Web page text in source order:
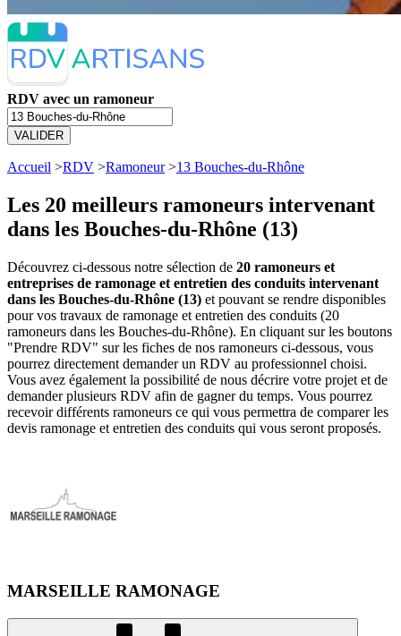
RDV avec un ramoneur
VALIDER
Accueil >RDV >Ramoneur>13 Bouches-du-Rhône
Les 20 meilleurs ramoneurs intervenant
dans les Bouches-du-Rhône (13)
Découvrez ci-dessous notre sélection de 20 ramoneurs et
entreprises de ramonage et entretien des conduits intervenant
dans les Bouches-du-Rhône (13) et pouvant se rendre disponibles
pour vos travaux de ramonage et entretien des conduits (20
ramoneurs dans les Bouches-du-Rhône). En cliquant sur les boutons
"Prendre RDV" sur les fiches de nos ramoneurs ci-dessous, vous
pourrez directement demander un RDV au professionnel choisi.
Vous avez également la possibilité de nous décrire votre projet et de
demander plusieurs RDV afin de gagner du temps. Vous pourrez
recevoir différents ramoneurs ce qui vous permettra de comparer les
devis ramonage et entretien des conduits qui vous seront proposés.
MARSEILLE RAMONAGE